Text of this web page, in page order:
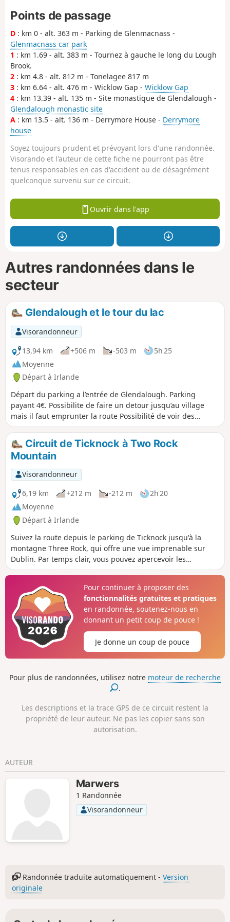
Points de passage
D : km 0 - alt. 363 m - Parking de Glenmacnass -
Glenmacnass car park
1 : km 1.69 - alt. 383 m - Tournez à gauche le long du Lough
Brook.
2 : km 4.8 - alt. 812 m - Tonelagee 817 m
3 : km 6.64 - alt. 476 m - Wicklow Gap - Wicklow Gap
4 : km 13.39 - alt. 135 m - Site monastique de Glendalough -
Glendalough monastic site
A : km 13.5 - alt. 136 m - Derrymore House - Derrymore
house
Soyez toujours prudent et prévoyant lors d'une randonnée.
Visorando et l'auteur de cette fiche ne pourront pas être
tenus responsables en cas d'accident ou de désagrément
quelconque survenu sur ce circuit.
Ouvrir dans l'app
Autres randonnées dans le
secteur
Glendalough et le tour du lac
Visorandonneur
13,94 km
+506 m -503 m
5h 25
Moyenne
Départ à Irlande
Départ du parking a l’entrée de Glendalough. Parking
payant 4€. Possibilite de faire un detour jusqu’au village
mais il faut emprunter la route Possibilité de voir des
chevreuils le long du chemin en haut des cascades.
Circuit de Ticknock à Two Rock
Mountain
Visorandonneur
6,19 km
+212 m -212 m
2h 20
Moyenne
Départ à Irlande
Suivez la route depuis le parking de Ticknock jusqu'à la
montagne Three Rock, qui offre une vue imprenable sur
Dublin. Par temps clair, vous pouvez apercevoir les
montagnes de Mourne en Irlande du Nord. Continuez au-
bruyère, puis jusqu'au sommet de la montagne Two Rock.
Suivez le Dublin Mountains Way pendant un kilomètre
avant de redescendre par le Wicklow Way, qui traverse
d'autres landes, offre des vues sur des fermes d'élevage de
moutons et traverse la forêt.
Pour continuer à proposer des
fonctionnalités gratuites et pratiques
en randonnée, soutenez-nous en
donnant un petit coup de pouce !
Je donne un coup de pouce
Pour plus de randonnées, utilisez notre moteur de recherche
.
Les descriptions et la trace GPS de ce circuit restent la
propriété de leur auteur. Ne pas les copier sans son
autorisation.
AUTEUR
Marwers
1 Randonnée
Visorandonneur
Randonnée traduite automatiquement -Version
originale